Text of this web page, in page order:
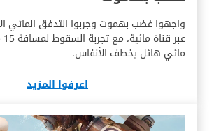
واجهوا غضب بهموت وجربوا التدفق المائي
مائي هائل يخطف الأنفاس.
اعرفوا المزيد